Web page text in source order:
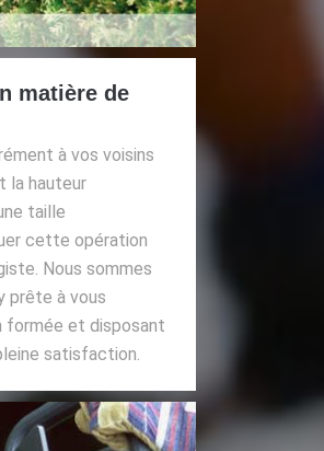
matière de
à vos voisins
la hauteur
taille
cette opération
Nous sommes
prête à vous
formée et disposant
satisfaction.